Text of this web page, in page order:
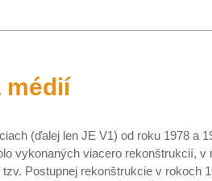
médií
(ďalej len JE V1) od roku 1978 a
vykonaných viacero rekonštrukcií,
Postupnej rekonštrukcie v rokoch